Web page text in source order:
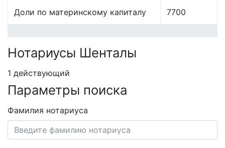
Доли по материнскому капиталу 7700
Нотариусы Шенталы
1 действующий
Параметры поиска
Фамилия нотариуса